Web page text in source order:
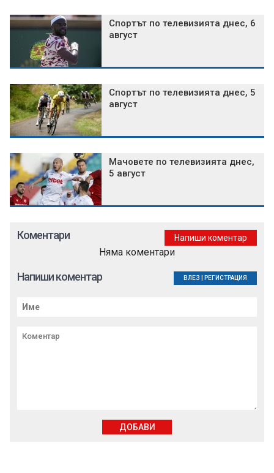
Спортът по телевизията днес, 6
август
Спортът по телевизията днес, 5
август
Мачовете по телевизията днес,
5 август
Коментари Напиши коментар
Няма коментари
Напиши коментар ВЛЕЗ РЕГИСТРАЦИЯ
ДОБАВИ